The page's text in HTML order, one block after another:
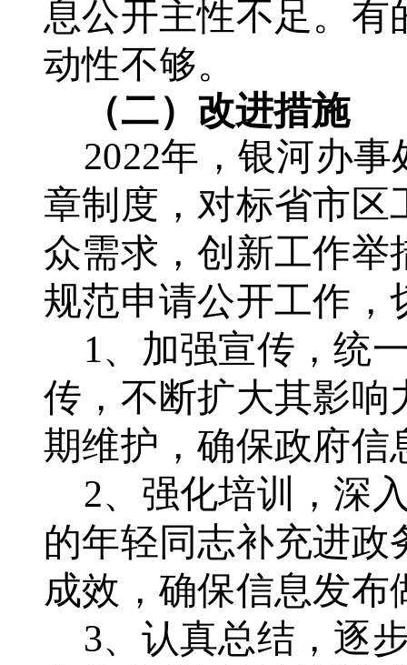
息公开主性不足。有
动性不够。
（二）改进措施
2022年，银河办
章制度，对标省市区
众需求，创新工作举
规范申请公开工作，
1、加强宣传，统
传，不断扩大其影响
期维护，确保政府信
2、强化培训，深
的年轻同志补充进
成效，确保信息发
3、认真总结，逐